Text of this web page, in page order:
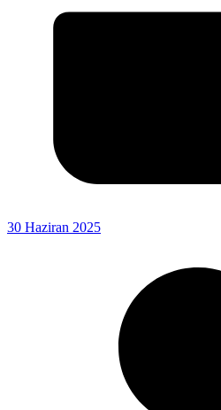
30 Haziran 2025